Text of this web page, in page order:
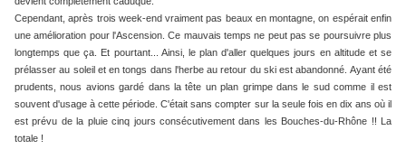
Cependant, après trois week-end vraiment pas beaux en montagne, on espérait enfin
une amélioration pour l'Ascension. Ce mauvais temps ne peut pas se poursuivre plus
longtemps que ça. Et pourtant... Ainsi, le plan d'aller quelques jours en altitude et se
prélasser au soleil et en tongs dans l'herbe au retour du ski est abandonné. Ayant été
prudents, nous avions gardé dans la tête un plan grimpe dans le sud comme il est
souvent d'usage à cette période. C'était sans compter sur la seule fois en dix ans où il
est prévu de la pluie cinq jours consécutivement dans les Bouches-du-Rhône !! La
totale !